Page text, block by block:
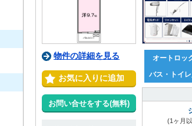
物件の詳細を見る
お気に入りに追加
お問い合せをする(無料)
オートロッ
バス・トイ
(1ヶ月